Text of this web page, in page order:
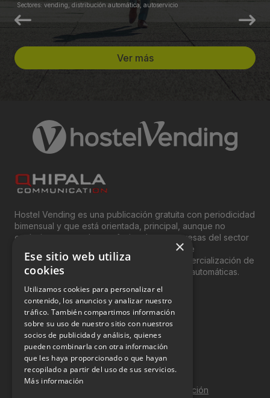
Sectores: vending, distribución automática, autoservicio
Ver más
Hostel Vending es una publicación gratuita con periodicidad
bimensual y que está orientada, principal, aunque no
exclusivamente, a los profesionales y empresas del sector
del “Vending”; nombre con el que se conoce
genéricamente entre profesionales a la comercialización de
productos y servicios a través de máquinas automáticas.
INFORMACIÓN LEGAL
Aviso Legal
Política de Privacidad
Política de Cookies
Política de calidad y seguridad de la información
×
Ese sitio web utiliza
cookies
Utilizamos cookies para personalizar el
contenido, los anuncios y analizar nuestro
tráfico. También compartimos información
sobre su uso de nuestro sitio con nuestros
socios de publicidad y análisis, quienes
pueden combinarla con otra información
que les haya proporcionado o que hayan
recopilado a partir del uso de sus servicios.
Más información